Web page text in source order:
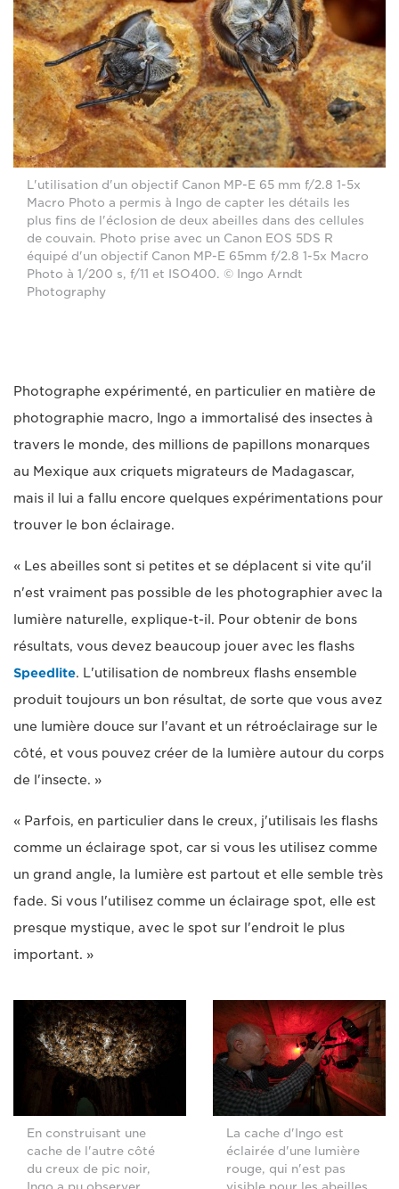
L'utilisation d'un objectif Canon MP-E 65 mm f/2.8 1-5x
Macro Photo a permis à Ingo de capter les détails les
plus fins de l'éclosion de deux abeilles dans des cellules
de couvain. Photo prise avec un Canon EOS 5DS R
équipé d'un objectif Canon MP-E 65mm f/2.8 1-5x Macro
Photo à 1/200 s, f/11 et ISO400. © Ingo Arndt
Photography
Photographe expérimenté, en particulier en matière de
photographie macro, Ingo a immortalisé des insectes à
travers le monde, des millions de papillons monarques
au Mexique aux criquets migrateurs de Madagascar,
mais il lui a fallu encore quelques expérimentations pour
trouver le bon éclairage.
« Les abeilles sont si petites et se déplacent si vite qu'il
n'est vraiment pas possible de les photographier avec la
lumière naturelle, explique-t-il. Pour obtenir de bons
résultats, vous devez beaucoup jouer avec les flashs
Speedlite. L'utilisation de nombreux flashs ensemble
produit toujours un bon résultat, de sorte que vous avez
une lumière douce sur l'avant et un rétroéclairage sur le
côté, et vous pouvez créer de la lumière autour du corps
de l'insecte. »
« Parfois, en particulier dans le creux, j'utilisais les flashs
comme un éclairage spot, car si vous les utilisez comme
un grand angle, la lumière est partout et elle semble très
fade. Si vous l'utilisez comme un éclairage spot, elle est
presque mystique, avec le spot sur l'endroit le plus
important. »
En construisant une
cache de l'autre côté
du creux de pic noir,
La cache d'Ingo est
éclairée d'une lumière
rouge, qui n'est pas